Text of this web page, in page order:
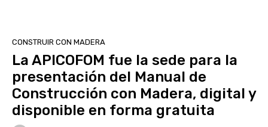
CONSTRUIR CON MADERA
La APICOFOM fue la sede para la
presentación del Manual de
Construcción con Madera, digital y
disponible en forma gratuita